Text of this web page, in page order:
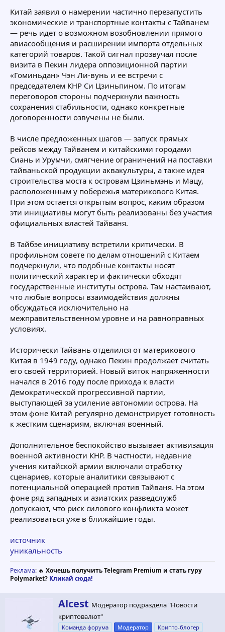
и
я
и
я
и
я
м
ы
а
л
а
Китай заявил о намерении частично перезапустить
экономические и транспортные контакты с Тайванем
— речь идет о возможном возобновлении прямого
авиасообщения и расширении импорта отдельных
категорий товаров. Такой сигнал прозвучал после
визита в Пекин лидера оппозиционной партии
«Гоминьдан» Чэн Ли-вунь и ее встречи с
председателем КНР Си Цзиньпином. По итогам
переговоров стороны подчеркнули важность
сохранения стабильности, однако конкретные
договоренности озвучены не были.
В числе предложенных шагов — запуск прямых
рейсов между Тайванем и китайскими городами
Сиань и Урумчи, смягчение ограничений на поставки
тайваньской продукции аквакультуры, а также идея
строительства моста к островам Цзиньмэнь и Мацу,
расположенным у побережья материкового Китая.
При этом остается открытым вопрос, каким образом
эти инициативы могут быть реализованы без участия
официальных властей Тайваня.
В Тайбэе инициативу встретили критически. В
профильном совете по делам отношений с Китаем
подчеркнули, что подобные контакты носят
политический характер и фактически обходят
государственные институты острова. Там настаивают,
что любые вопросы взаимодействия должны
обсуждаться исключительно на
межправительственном уровне и на равноправных
условиях.
Исторически Тайвань отделился от материкового
Китая в 1949 году, однако Пекин продолжает считать
его своей территорией. Новый виток напряженности
начался в 2016 году после прихода к власти
Демократической прогрессивной партии,
выступающей за усиление автономии острова. На
этом фоне Китай регулярно демонстрирует готовность
к жестким сценариям, включая военный.
Дополнительное беспокойство вызывает активизация
военной активности КНР. В частности, недавние
учения китайской армии включали отработку
сценариев, которые аналитики связывают с
потенциальной операцией против Тайваня. На этом
фоне ряд западных и азиатских разведслужб
допускают, что риск силового конфликта может
реализоваться уже в ближайшие годы.
источник
уникальность
Реклама: 🔥 Хочешь получить Telegram Premium и стать гуру
Polymarket? Кликай сюда!
А
в
т
Alcest Модератор подраздела "Новости
криптовалют"
Команда форума Модератор
Крипто-блогер